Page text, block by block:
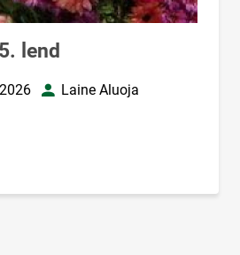
lend
AutorLaine Aluoja